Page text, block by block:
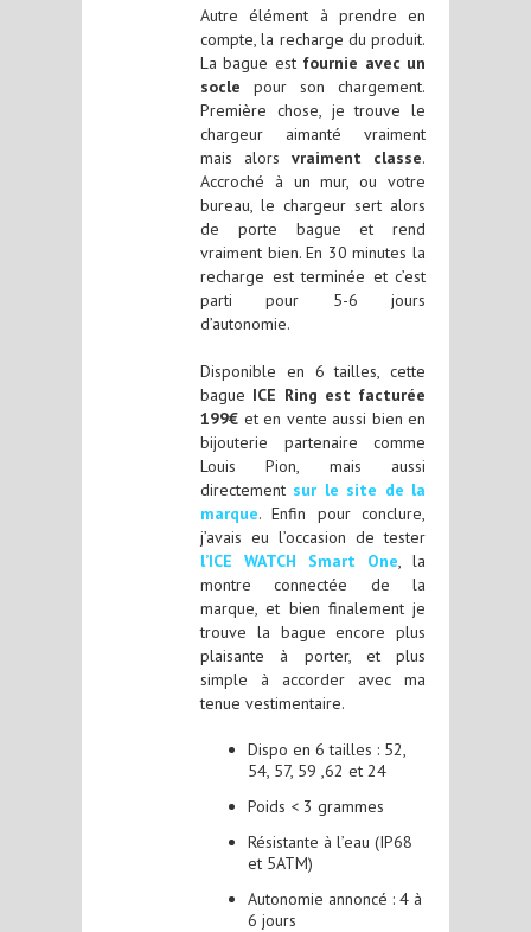
Autre élément à prendre en
compte, la recharge du produit.
La bague est fournie avec un
socle pour son chargement.
Première chose, je trouve le
chargeur aimanté vraiment
mais alors vraiment classe.
Accroché à un mur, ou votre
bureau, le chargeur sert alors
de porte bague et rend
vraiment bien. En 30 minutes la
recharge est terminée et c’est
parti pour 5-6 jours
d’autonomie.
Disponible en 6 tailles, cette
bague ICE Ring est facturée
199€ et en vente aussi bien en
bijouterie partenaire comme
Louis Pion, mais aussi
directement sur le site de la
marque. Enfin pour conclure,
j’avais eu l’occasion de tester
l’ICE WATCH Smart One, la
montre connectée de la
marque, et bien finalement je
trouve la bague encore plus
plaisante à porter, et plus
simple à accorder avec ma
tenue vestimentaire.
Dispo en 6 tailles : 52,
54, 57, 59 ,62 et 24
Poids < 3 grammes
Résistante à l’eau (IP68
et 5ATM)
Autonomie annoncé : 4 à
6 jours